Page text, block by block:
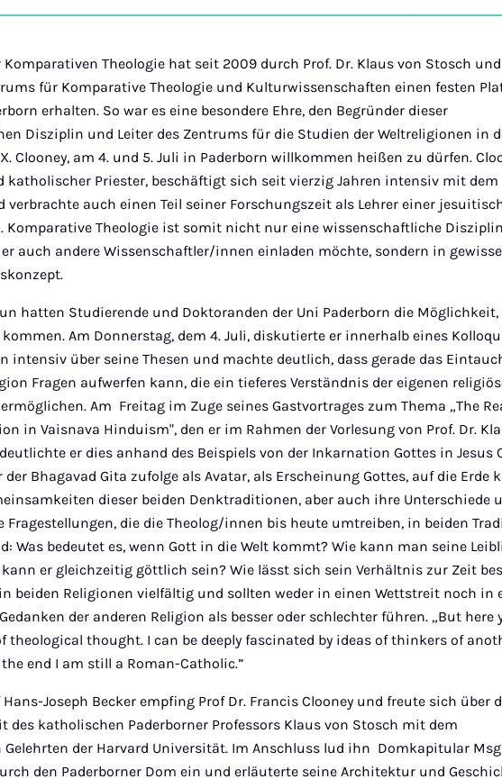
on
auf auf
Komparativen Theologie hat seit 2009 durch Prof. Dr. Klaus von Stosch
für Komparative Theologie und Kulturwissenschaften einen festen
erhalten. So war es eine besondere Ehre, den Begründer dieser
Disziplin und Leiter des Zentrums für die Studien der Weltreligionen in
Clooney, am 4. und 5. Juli in Paderborn willkommen heißen zu dürfen.
katholischer Priester, beschäftigt sich seit vierzig Jahren intensiv mit dem
verbrachte auch einen Teil seiner Forschungszeit als Lehrer einer
Komparative Theologie ist somit nicht nur eine wissenschaftliche
auch andere Wissenschaftler/innen einladen möchte, sondern in
hatten Studierende und Doktoranden der Uni Paderborn die
kommen. Am Donnerstag, dem 4. Juli, diskutierte er innerhalb eines
intensiv über seine Thesen und machte deutlich, dass gerade das
Fragen aufwerfen kann, die ein tieferes Verständnis der eigenen
Am Freitag im Zuge seines Gastvortrages zum Thema „The
in Vaisnava Hinduism", den er im Rahmen der Vorlesung von Prof. Dr.
er dies anhand des Beispiels von der Inkarnation Gottes in Jesus
Bhagavad Gita zufolge als Avatar, als Erscheinung Gottes, auf die Erde
dieser beiden Denktraditionen, aber auch ihre Unterschiede
Fragestellungen, die die Theolog/innen bis heute umtreiben, in beiden
Was bedeutet es, wenn Gott in die Welt kommt? Wie kann man seine
er gleichzeitig göttlich sein? Wie lässt sich sein Verhältnis zur Zeit
beiden Religionen vielfältig und sollten weder in einen Wettstreit noch in
der anderen Religion als besser oder schlechter führen. „But here
theological thought. I can be deeply fascinated by ideas of thinkers of
end I am still a Roman-Catholic.”
Joseph Becker empfing Prof Dr. Francis Clooney und freute sich über
des katholischen Paderborner Professors Klaus von Stosch mit dem
der Harvard Universität. Im Anschluss lud ihn Domkapitular
den Paderborner Dom ein und erläuterte seine Architektur und